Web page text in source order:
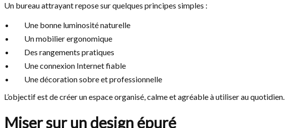
Un bureau attrayant repose sur quelques principes simples :
Une bonne luminosité naturelle
Un mobilier ergonomique
Des rangements pratiques
Une connexion Internet fiable
Une décoration sobre et professionnelle
L’objectif est de créer un espace organisé, calme et agréable à utiliser au quotidien.
Miser sur un design épuré